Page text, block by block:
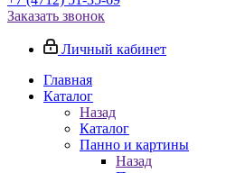
Заказать звонок
Личный кабинет
Главная
Каталог
Назад
Каталог
Панно и картины
Назад